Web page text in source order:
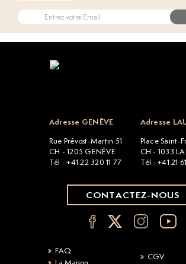
Adresse GENÈVE
Rue Prévost-Martin 51
CH - 1205 GENÈVE
Tél : +41 22 320 11 77
Adresse
Place Saint-
CH - 1033
Tél : +41 21
CONTACTEZ-NOUS
FAQ
CGV